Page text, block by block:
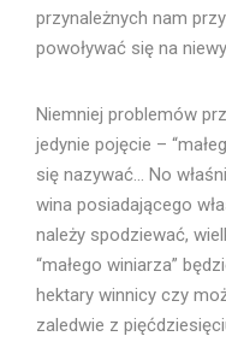
przynależnych nam
powoływać się na
Niemniej problemów
jedynie pojęcie –
się nazywać… No
wina posiadającego
należy spodziewać,
“małego winiarza”
hektary winnicy czy
zaledwie z